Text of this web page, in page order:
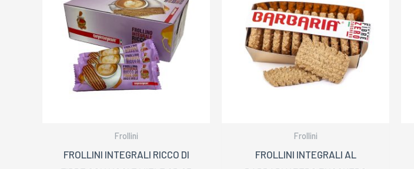
Frollini
FROLLINI INTEGRALI RICCO DI
Frollini
FROLLINI INTEGRALI AL